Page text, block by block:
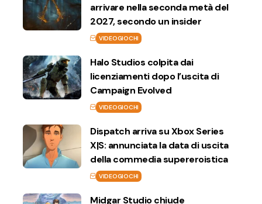
arrivare nella seconda metà del
2027, secondo un insider
VIDEOGIOCHI
Halo Studios colpita dai
licenziamenti dopo l’uscita di
Campaign Evolved
VIDEOGIOCHI
Dispatch arriva su Xbox Series
X|S: annunciata la data di uscita
della commedia supereroistica
VIDEOGIOCHI
Midgar Studio chiude